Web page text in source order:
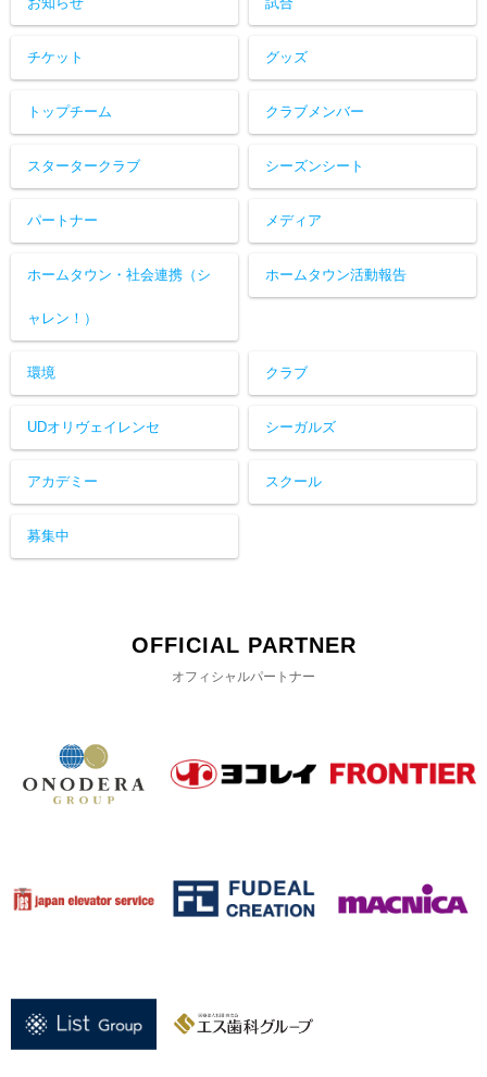
チケット グッズ
トップチーム クラブメンバー
スタータークラブ シーズンシート
パートナー メディア
ホームタウン・社会連携（シ
ャレン！）
ホームタウン活動報告
環境 クラブ
UDオリヴェイレンセ シーガルズ
アカデミー スクール
募集中
OFFICIAL PARTNER
オフィシャルパートナー